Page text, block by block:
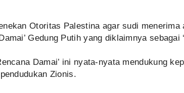
Otoritas Palestina agar sudi menerima
Gedung Putih yang diklaimnya sebagai
Damai’ ini nyata-nyata mendukung
Zionis.